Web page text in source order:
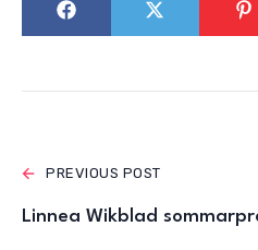
PREVIOUS POST
Linnea Wikblad